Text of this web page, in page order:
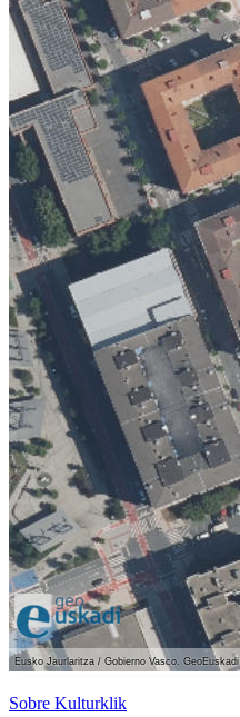
Eusko Jaurlaritza / Gobierno Vasco. GeoEuskadi
Sobre Kulturklik